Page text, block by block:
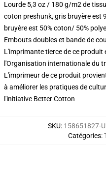
Lourde 5,3 oz / 180 g/m2 de
coton preshunk, gris bruyère est
bruyère est 50% coton/ 50%
Embouts doubles et bande de
L'imprimante tierce de ce produit
l'Organisation internationale du
L'imprimeur de ce produit
à améliorer les pratiques de
l'initiative Better Cotton
SKU: 158651827-
Catégories: